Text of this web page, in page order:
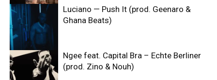
Luciano — Push It (prod. Geenaro &
Ghana Beats)
Ngee feat. Capital Bra – Echte Berliner
(prod. Zino & Nouh)